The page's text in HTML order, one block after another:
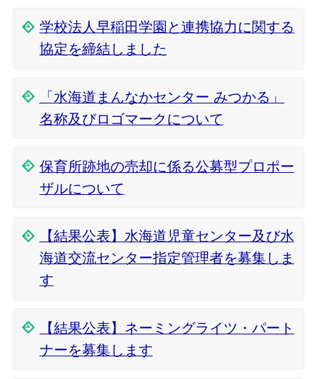
学校法人早稲田学園と連携協力に関する
協定を締結しました
「水海道まんなかセンター みつかる」
名称及びロゴマークについて
保育所跡地の売却に係る公募型プロポー
ザルについて
【結果公表】水海道児童センター及び水
海道交流センター指定管理者を募集しま
す
【結果公表】ネーミングライツ・パート
ナーを募集します